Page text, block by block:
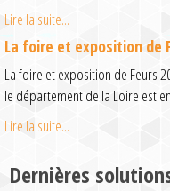
Lire la suite...
La foire et exposition de
La foire et exposition de Feurs
le département de la Loire est
Lire la suite...
Dernières